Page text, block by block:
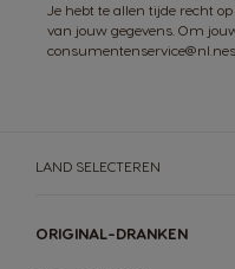
Je hebt te allen tijde recht
van jouw gegevens. Om
LAND SELECTEREN
ORIGINAL-DRANKEN